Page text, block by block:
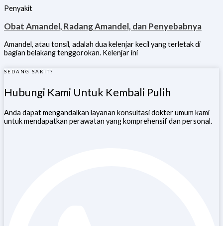
Penyakit
Obat Amandel, Radang Amandel, dan Penyebabnya
Amandel, atau tonsil, adalah dua kelenjar kecil yang terletak di
bagian belakang tenggorokan. Kelenjar ini
SEDANG SAKIT?
Hubungi Kami Untuk Kembali Pulih
Anda dapat mengandalkan layanan konsultasi dokter umum kami
untuk mendapatkan perawatan yang komprehensif dan personal.